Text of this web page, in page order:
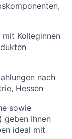
Kolleginnen
nach
Hessen
sowie
geben Ihnen
ideal mit